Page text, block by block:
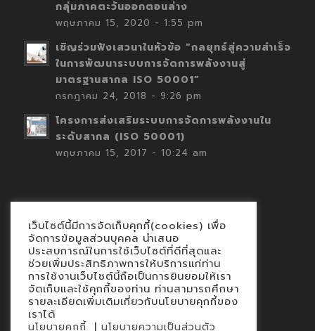
กลุ่มภาคตะวันออกตอนล่าง
พฤษภาคม 15, 2020 - 1:55 pm
เชิญร่วมฟังเสวนาในหัวข้อ “กลยุทธ์สู่ความสำเร็จ
ในการพัฒนาระบบการจัดการพลังงานสู่
มาตรฐานสากล ISO 50001”
กรกฎาคม 24, 2018 - 9:26 pm
โครงการส่งเสริมระบบการจัดการพลังงานใน
ระดับสากล (ISO 50001)
พฤษภาคม 15, 2017 - 10:24 am
Contact
นโยบายคุกกี้
นโยบายข้อมูลส่วนบุคคล
เว็บไซต์นี้มีการจัดเก็บคุกกี้(cookies) เพื่อ
จัดการข้อมูลส่วนบุคคล นำเสนอ
ประสบการณ์ในการใช้เว็บไซต์ที่ดีที่สุดและ
ช่วยเพิ่มประสิทธิภาพการให้บริการแก่ท่าน
การใช้งานเว็บไซต์นี้ถือเป็นการยินยอมให้เรา
จัดเก็บและใช้คุกกี้ของท่าน ท่านสามารถศึกษา
รายละเอียดเพิ่มเติมเกี่ยวกับนโยบายคุกกี้ของ
เราได้
นโยบายคุกกี้ | นโยบายความเป็นส่วนตัว